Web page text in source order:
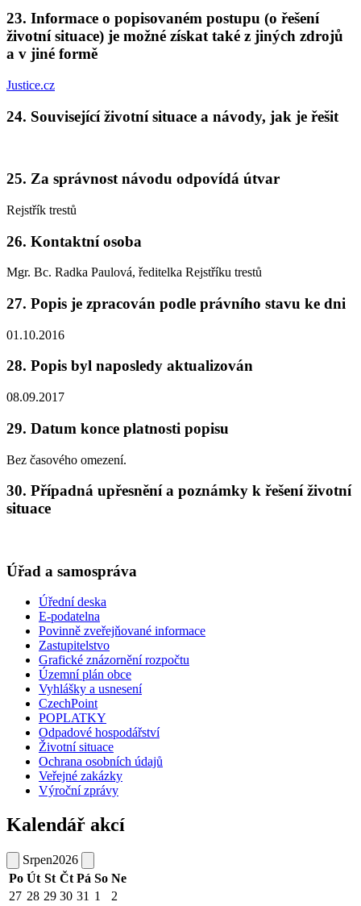
23. Informace o popisovaném postupu (o řešení
životní situace) je možné získat také z jiných zdrojů
a v jiné formě
Justice.cz
24. Související životní situace a návody, jak je řešit
25. Za správnost návodu odpovídá útvar
Rejstřík trestů
26. Kontaktní osoba
Mgr. Bc. Radka Paulová, ředitelka Rejstříku trestů
27. Popis je zpracován podle právního stavu ke dni
01.10.2016
28. Popis byl naposledy aktualizován
08.09.2017
29. Datum konce platnosti popisu
Bez časového omezení.
30. Případná upřesnění a poznámky k řešení životní
situace
Úřad a samospráva
Úřední deska
E-podatelna
Povinně zveřejňované informace
Zastupitelstvo
Grafické znázornění rozpočtu
Územní plán obce
Vyhlášky a usnesení
CzechPoint
POPLATKY
Odpadové hospodářství
Životní situace
Ochrana osobních údajů
Veřejné zakázky
Výroční zprávy
Kalendář akcí
Srpen2026
Po Út St Čt Pá So Ne
27 28 29 30 31 1
2